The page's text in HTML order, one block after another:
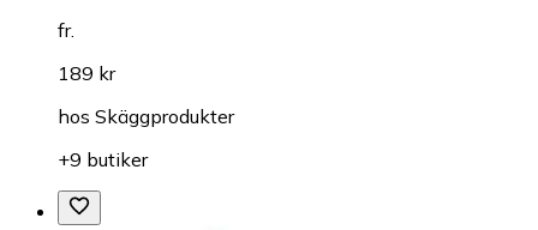
fr.
189 kr
hos Skäggprodukter
+9 butiker